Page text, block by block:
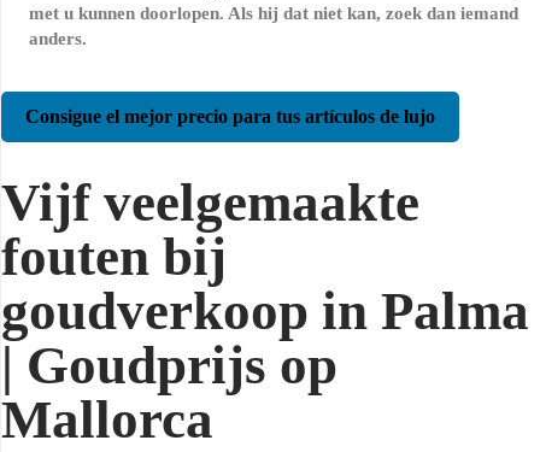
met u kunnen doorlopen. Als hij dat niet kan, zoek dan iemand
anders.
Consigue el mejor precio para tus artículos de lujo
Vijf veelgemaakte
fouten bij
goudverkoop in Palma
| Goudprijs op
Mallorca